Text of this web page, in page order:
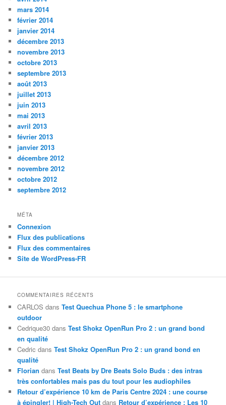
mars 2014
février 2014
janvier 2014
décembre 2013
novembre 2013
octobre 2013
septembre 2013
août 2013
juillet 2013
juin 2013
mai 2013
avril 2013
février 2013
janvier 2013
décembre 2012
novembre 2012
octobre 2012
septembre 2012
MÉTA
Connexion
Flux des publications
Flux des commentaires
Site de WordPress-FR
COMMENTAIRES RÉCENTS
CARLOS dansTest Quechua Phone 5 : le smartphone
outdoor
Cedrique30 dansTest Shokz OpenRun Pro 2 : un grand bond
en qualité
Cedric dansTest Shokz OpenRun Pro 2 : un grand bond en
qualité
Florian dansTest Beats by Dre Beats Solo Buds : des intras
très confortables mais pas du tout pour les audiophiles
Retour d’expérience 10 km de Paris Centre 2024 : une course
à épingler! | High-Tech Out dans Retour d’expérience : Les 10